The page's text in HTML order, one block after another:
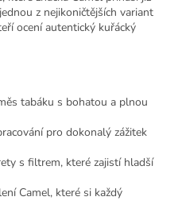
z nejikoničtějších variant
ocení autentický kuřácký
tabáku s bohatou a plnou
pro dokonalý zážitek
s filtrem, které zajistí hladší
Camel, které si každý